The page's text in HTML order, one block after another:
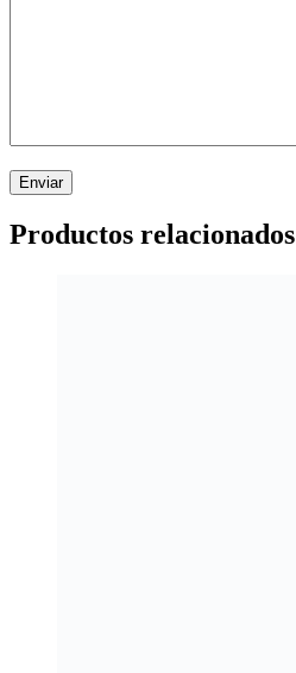
Productos relacionados